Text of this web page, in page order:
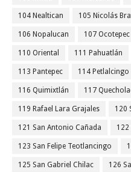
104 Nealtican 105 Nicolás
106 Nopalucan 107 Ocotepec
110 Oriental 111 Pahuatlán
113 Pantepec 114 Petlalcingo
116 Quimixtlán 117
119 Rafael Lara Grajales 120
121 San Antonio Cañada 122
123 San Felipe Teotlancingo
125 San Gabriel Chilac 126